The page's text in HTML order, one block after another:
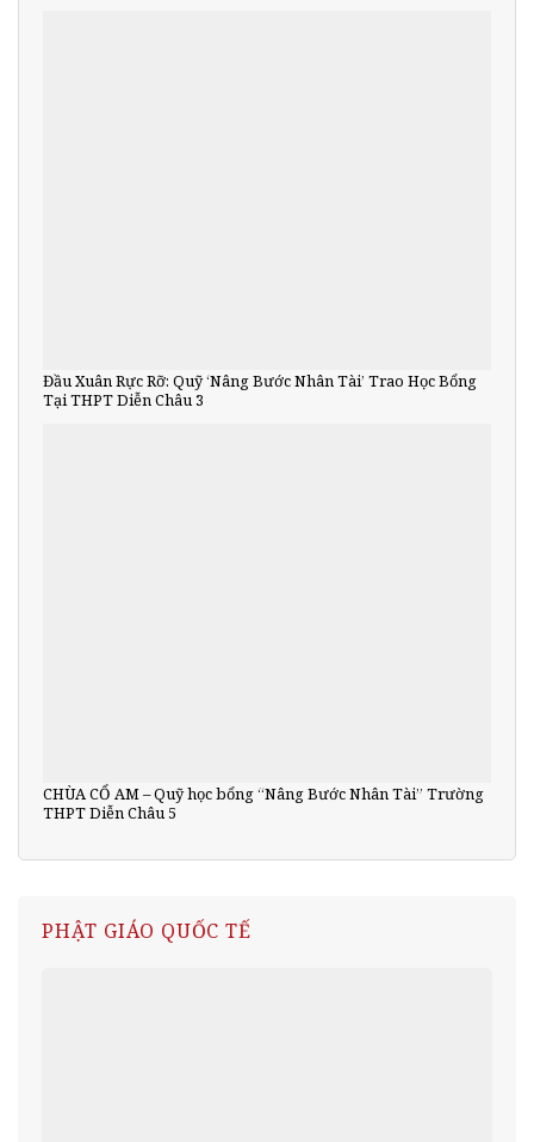
Đầu Xuân Rực Rỡ: Quỹ ‘Nâng Bước Nhân Tài’ Trao Học Bổng
Tại THPT Diễn Châu 3
CHÙA CỔ AM – Quỹ học bổng “Nâng Bước Nhân Tài” Trường
THPT Diễn Châu 5
PHẬT GIÁO QUỐC TẾ